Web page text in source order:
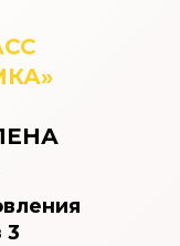
3